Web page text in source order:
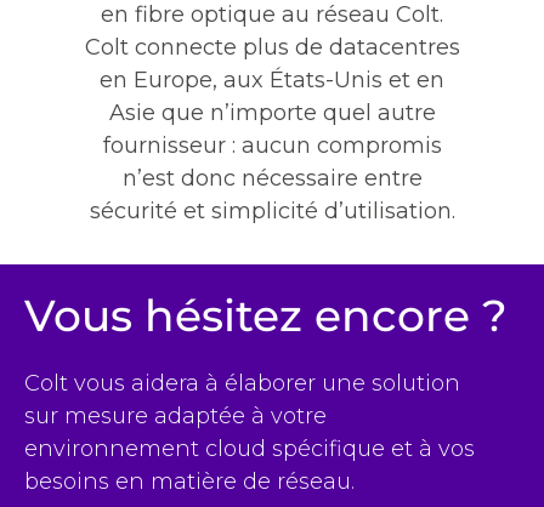
en fibre optique au réseau Colt.
Colt connecte plus de datacentres
en Europe, aux États-Unis et en
Asie que n’importe quel autre
fournisseur : aucun compromis
n’est donc nécessaire entre
sécurité et simplicité d’utilisation.
Vous hésitez encore ?
Colt vous aidera à élaborer une solution
sur mesure adaptée à votre
environnement cloud spécifique et à vos
besoins en matière de réseau.